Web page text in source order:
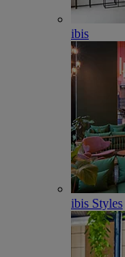
ibis
ibis Styles